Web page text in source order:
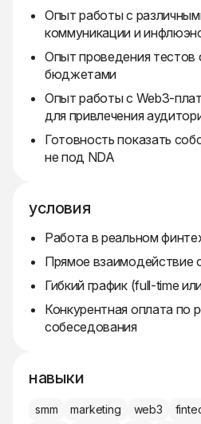
Опыт работы с
коммуникации и
Опыт проведения тестов
бюджетами
Опыт работы с Web3-
для привлечения
Готовность показать
не под NDA
условия
Работа в реальном
Прямое взаимодействие
Гибкий график (full-time
Конкурентная оплата по
собеседования
навыки
smm marketing web3